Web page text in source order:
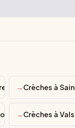
Crèches à
Crèches à